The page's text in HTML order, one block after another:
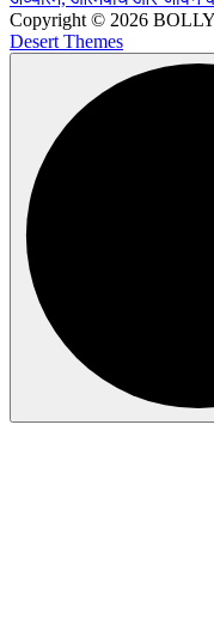
Copyright © 2026
Desert Themes